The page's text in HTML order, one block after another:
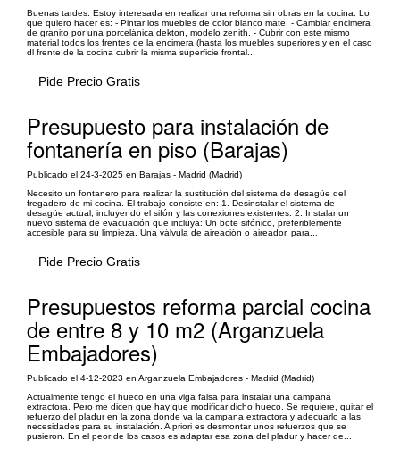
Buenas tardes: Estoy interesada en realizar una reforma sin obras en la cocina. Lo
que quiero hacer es: - Pintar los muebles de color blanco mate. - Cambiar encimera
de granito por una porcelánica dekton, modelo zenith. - Cubrir con este mismo
material todos los frentes de la encimera (hasta los muebles superiores y en el caso
dl frente de la cocina cubrir la misma superficie frontal...
Pide Precio Gratis
Presupuesto para instalación de
fontanería en piso (Barajas)
Publicado el 24-3-2025 en Barajas - Madrid (Madrid)
Necesito un fontanero para realizar la sustitución del sistema de desagüe del
fregadero de mi cocina. El trabajo consiste en: 1. Desinstalar el sistema de
desagüe actual, incluyendo el sifón y las conexiones existentes. 2. Instalar un
nuevo sistema de evacuación que incluya: Un bote sifónico, preferiblemente
accesible para su limpieza. Una válvula de aireación o aireador, para...
Pide Precio Gratis
Presupuestos reforma parcial cocina
de entre 8 y 10 m2 (Arganzuela
Embajadores)
Publicado el 4-12-2023 en Arganzuela Embajadores - Madrid (Madrid)
Actualmente tengo el hueco en una viga falsa para instalar una campana
extractora. Pero me dicen que hay que modificar dicho hueco. Se requiere, quitar el
refuerzo del pladur en la zona donde va la campana extractora y adecuarlo a las
necesidades para su instalación. A priori es desmontar unos refuerzos que se
pusieron. En el peor de los casos es adaptar esa zona del pladur y hacer de...